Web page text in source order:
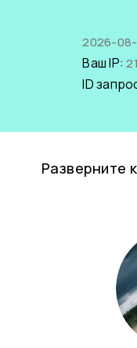
2026-08-
Ваш IP:
ID
Разверните